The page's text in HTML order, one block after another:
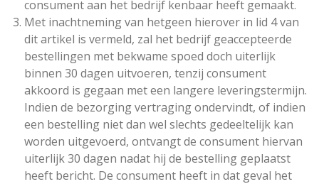
consument aan het bedrijf kenbaar heeft gemaakt.
Met inachtneming van hetgeen hierover in lid 4 van
dit artikel is vermeld, zal het bedrijf geaccepteerde
bestellingen met bekwame spoed doch uiterlijk
binnen 30 dagen uitvoeren, tenzij consument
akkoord is gegaan met een langere leveringstermijn.
Indien de bezorging vertraging ondervindt, of indien
een bestelling niet dan wel slechts gedeeltelijk kan
worden uitgevoerd, ontvangt de consument hiervan
uiterlijk 30 dagen nadat hij de bestelling geplaatst
heeft bericht. De consument heeft in dat geval het